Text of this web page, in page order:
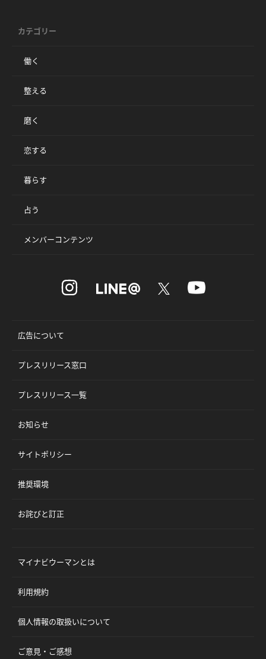
カテゴリー
働く
整える
磨く
恋する
暮らす
占う
メンバーコンテンツ
広告について
プレスリリース窓口
プレスリリース一覧
お知らせ
サイトポリシー
推奨環境
お詫びと訂正
マイナビウーマンとは
利用規約
個人情報の取扱いについて
ご意見・ご感想